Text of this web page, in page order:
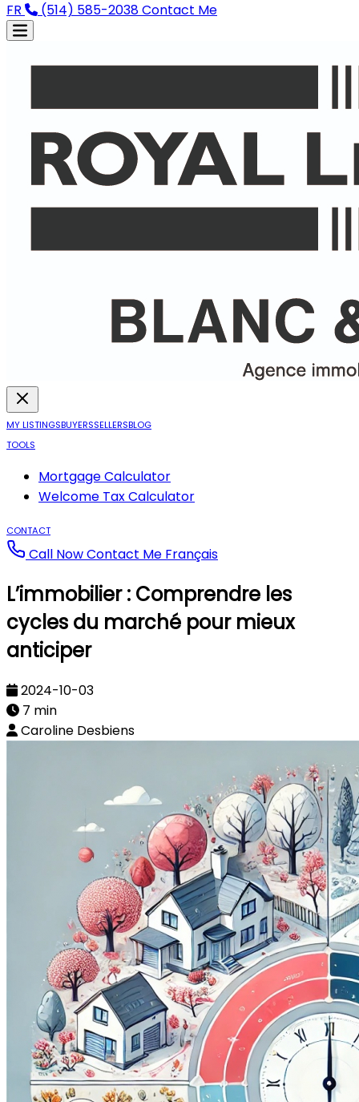
FR (514) 585-2038Contact Me
MY LISTINGSBUYERSSELLERSBLOG
TOOLS
Mortgage Calculator
Welcome Tax Calculator
CONTACT
Call NowContact Me Français
L’immobilier : Comprendre les
cycles du marché pour mieux
anticiper
2024-10-03
7 min
Caroline Desbiens